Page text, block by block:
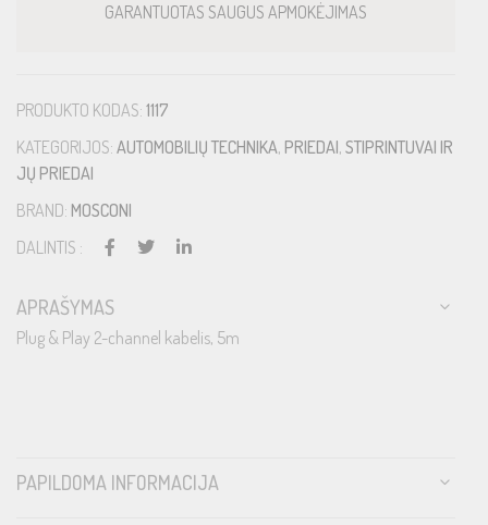
GARANTUOTAS SAUGUS APMOKĖJIMAS
PRODUKTO KODAS: 1117
KATEGORIJOS: AUTOMOBILIŲ TECHNIKA, PRIEDAI, STIPRINTUVAI IR
JŲ PRIEDAI
BRAND: MOSCONI
DALINTIS :
APRAŠYMAS
Plug & Play 2-channel kabelis, 5m
PAPILDOMA INFORMACIJA